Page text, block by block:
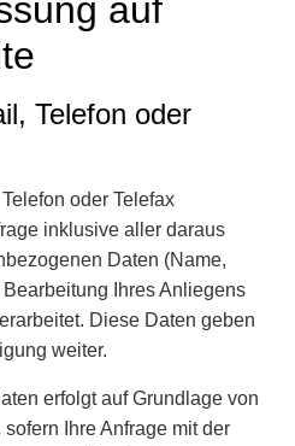
auf
Telefon oder
oder Telefax
inklusive aller daraus
Daten (Name,
Ihres Anliegens
Diese Daten geben
weiter.
erfolgt auf Grundlage von
Ihre Anfrage mit der